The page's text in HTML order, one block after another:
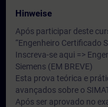
Hinweise
Após participar deste
“Engenheiro Certificado
Inscreva-se aqui =>
Siemens (EM BREVE)
Esta prova teórica e
avançados sobre o
Após ser aprovado no